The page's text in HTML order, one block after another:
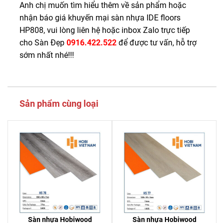
Anh chị muốn tìm hiểu thêm về sản phẩm hoặc
nhận báo giá khuyến mại sàn nhựa IDE floors
HP808, vui lòng liên hệ hoặc inbox Zalo trực tiếp
cho Sàn Đẹp 0916.422.522 để được tư vấn, hỗ trợ
sớm nhất nhé!!!
Sản phẩm cùng loại
Sàn nhựa Hobiwood Sàn nhựa Hobiwood